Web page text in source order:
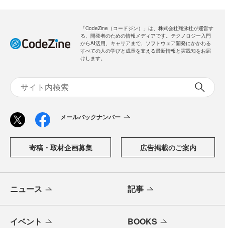
「CodeZine（コードジン）」は、株式会社翔泳社が運営す
る、開発者のための情報メディアです。テクノロジー入門
からAI活用、キャリアまで、ソフトウェア開発にかかわる
すべての人の学びと成長を支える最新情報と実践知をお届
けします。
メールバックナンバー
寄稿・取材企画募集 広告掲載のご案内
ニュース 記事
イベント BOOKS